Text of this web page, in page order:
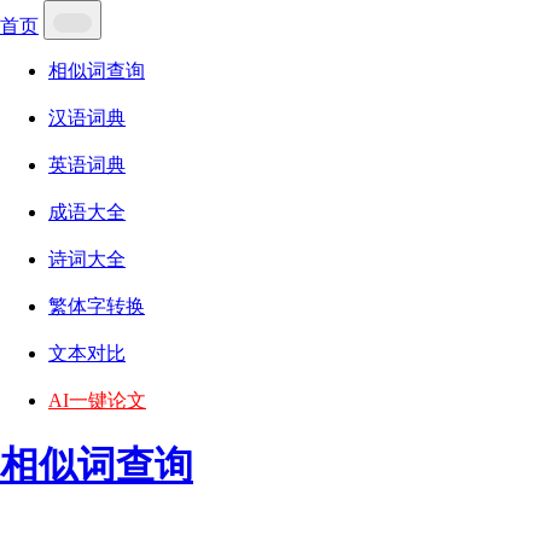
首页
相似词查询
汉语词典
英语词典
成语大全
诗词大全
繁体字转换
文本对比
AI一键论文
相似词查询